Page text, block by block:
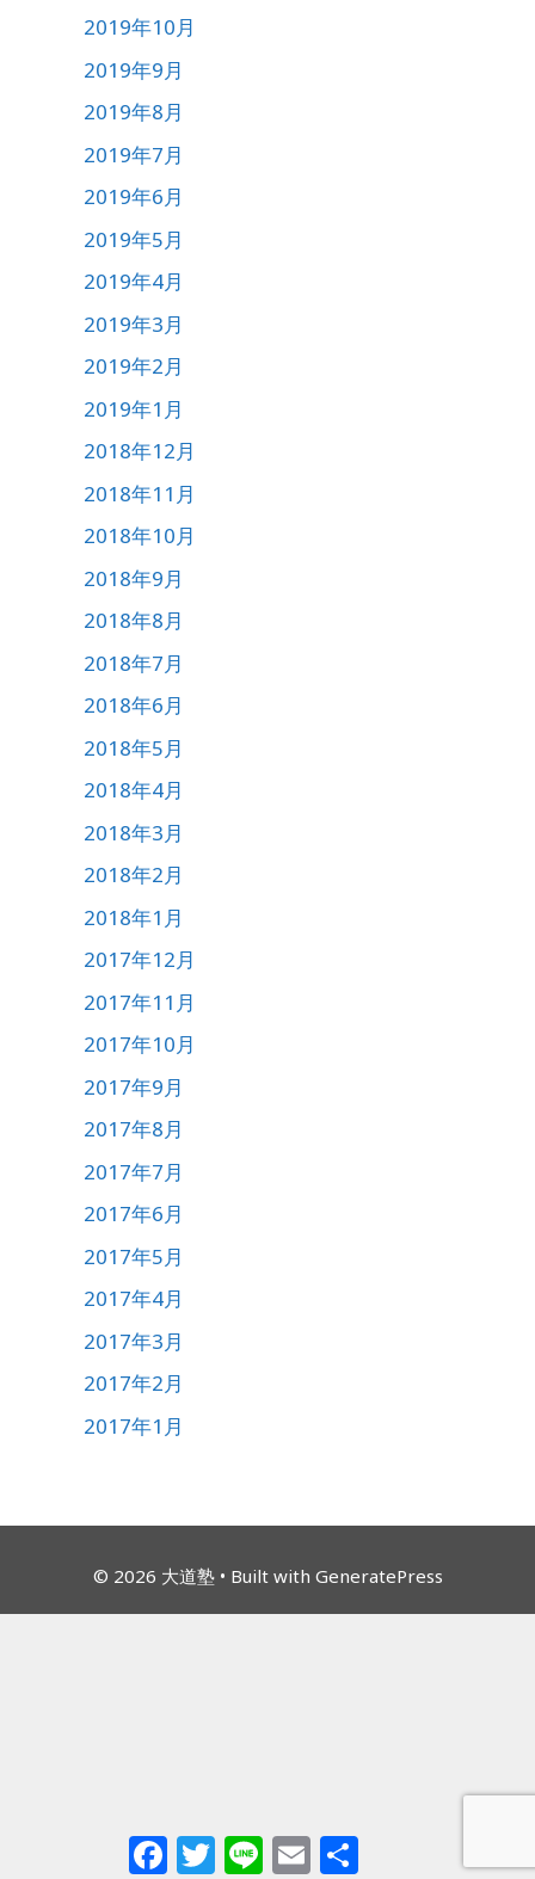
2019年10月
2019年9月
2019年8月
2019年7月
2019年6月
2019年5月
2019年4月
2019年3月
2019年2月
2019年1月
2018年12月
2018年11月
2018年10月
2018年9月
2018年8月
2018年7月
2018年6月
2018年5月
2018年4月
2018年3月
2018年2月
2018年1月
2017年12月
2017年11月
2017年10月
2017年9月
2017年8月
2017年7月
2017年6月
2017年5月
2017年4月
2017年3月
2017年2月
2017年1月
© 2026 大道塾• Built with GeneratePress
FacebookTwitterLine Email